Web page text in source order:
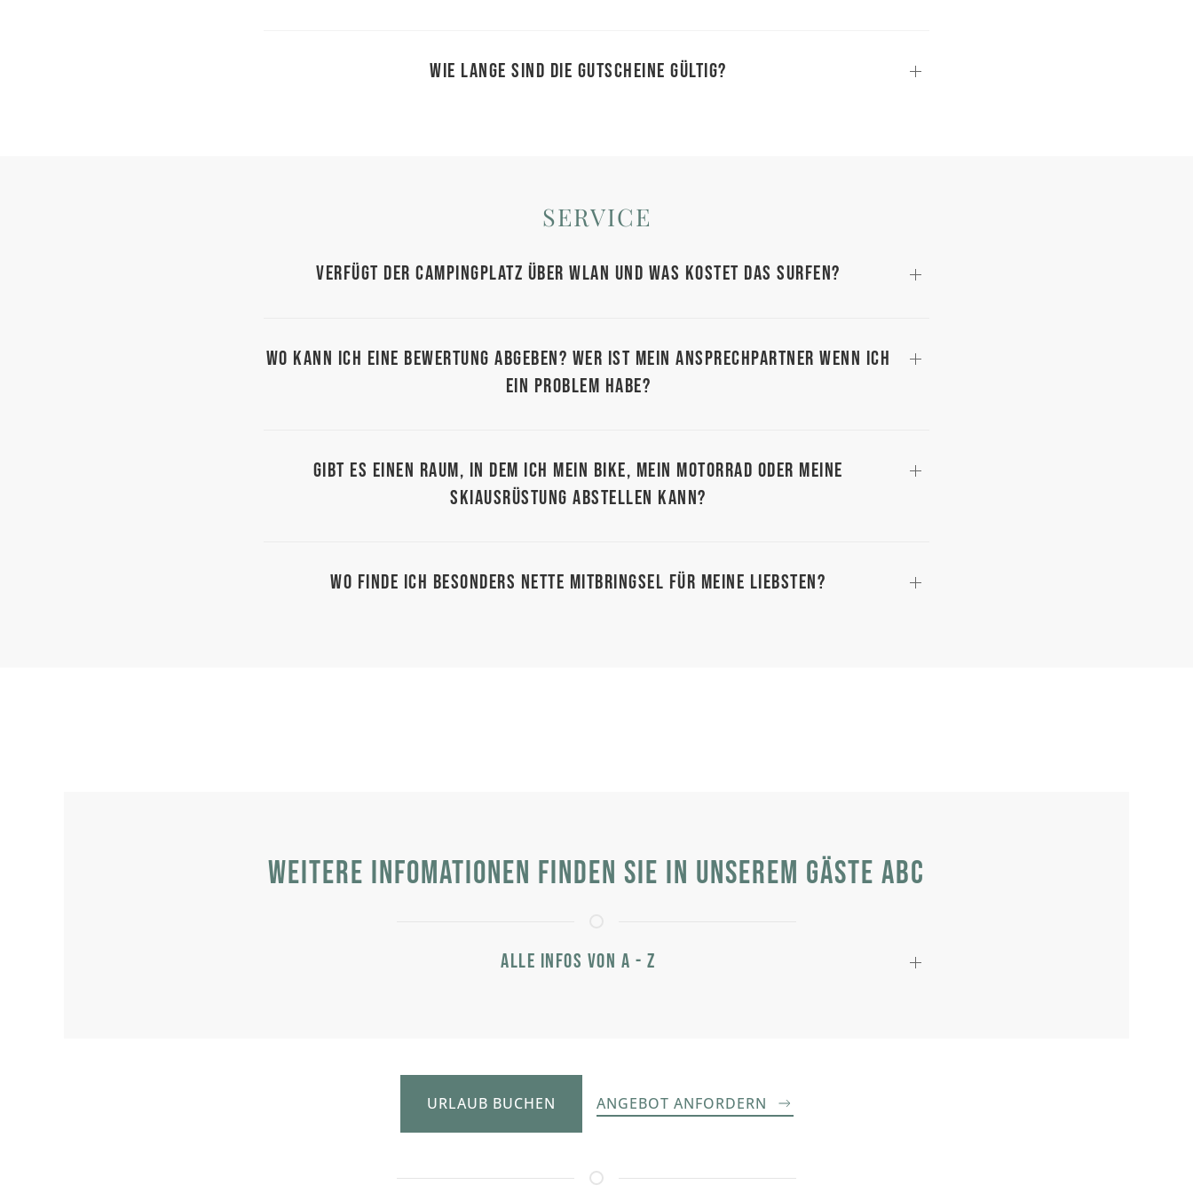
Wie lange sind die Gutscheine gültig?
SERVICE
Verfügt der Campingplatz über WLAN und was kostet das Surfen?
Wo kann ich eine Bewertung abgeben? Wer ist mein Ansprechpartner wenn ich
ein Problem habe?
Gibt es einen Raum, in dem ich mein Bike, mein Motorrad oder meine
Skiausrüstung abstellen kann?
Wo finde ich besonders nette Mitbringsel für meine Liebsten?
Weitere Infomationen finden sie in unserem Gäste ABC
Alle Infos von A - Z
URLAUB BUCHEN ANGEBOT ANFORDERN